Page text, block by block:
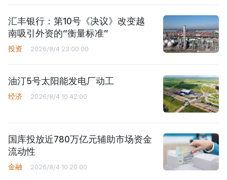
汇丰银行：第10号《决议》改变越
南吸引外资的“衡量标准”
投资 2026/8/4 23:00:00
油汀5号太阳能发电厂动工
经济 2026/8/4 10:42:00
国库投放近780万亿元辅助市场资金
流动性
金融 2026/8/4 10:20:00